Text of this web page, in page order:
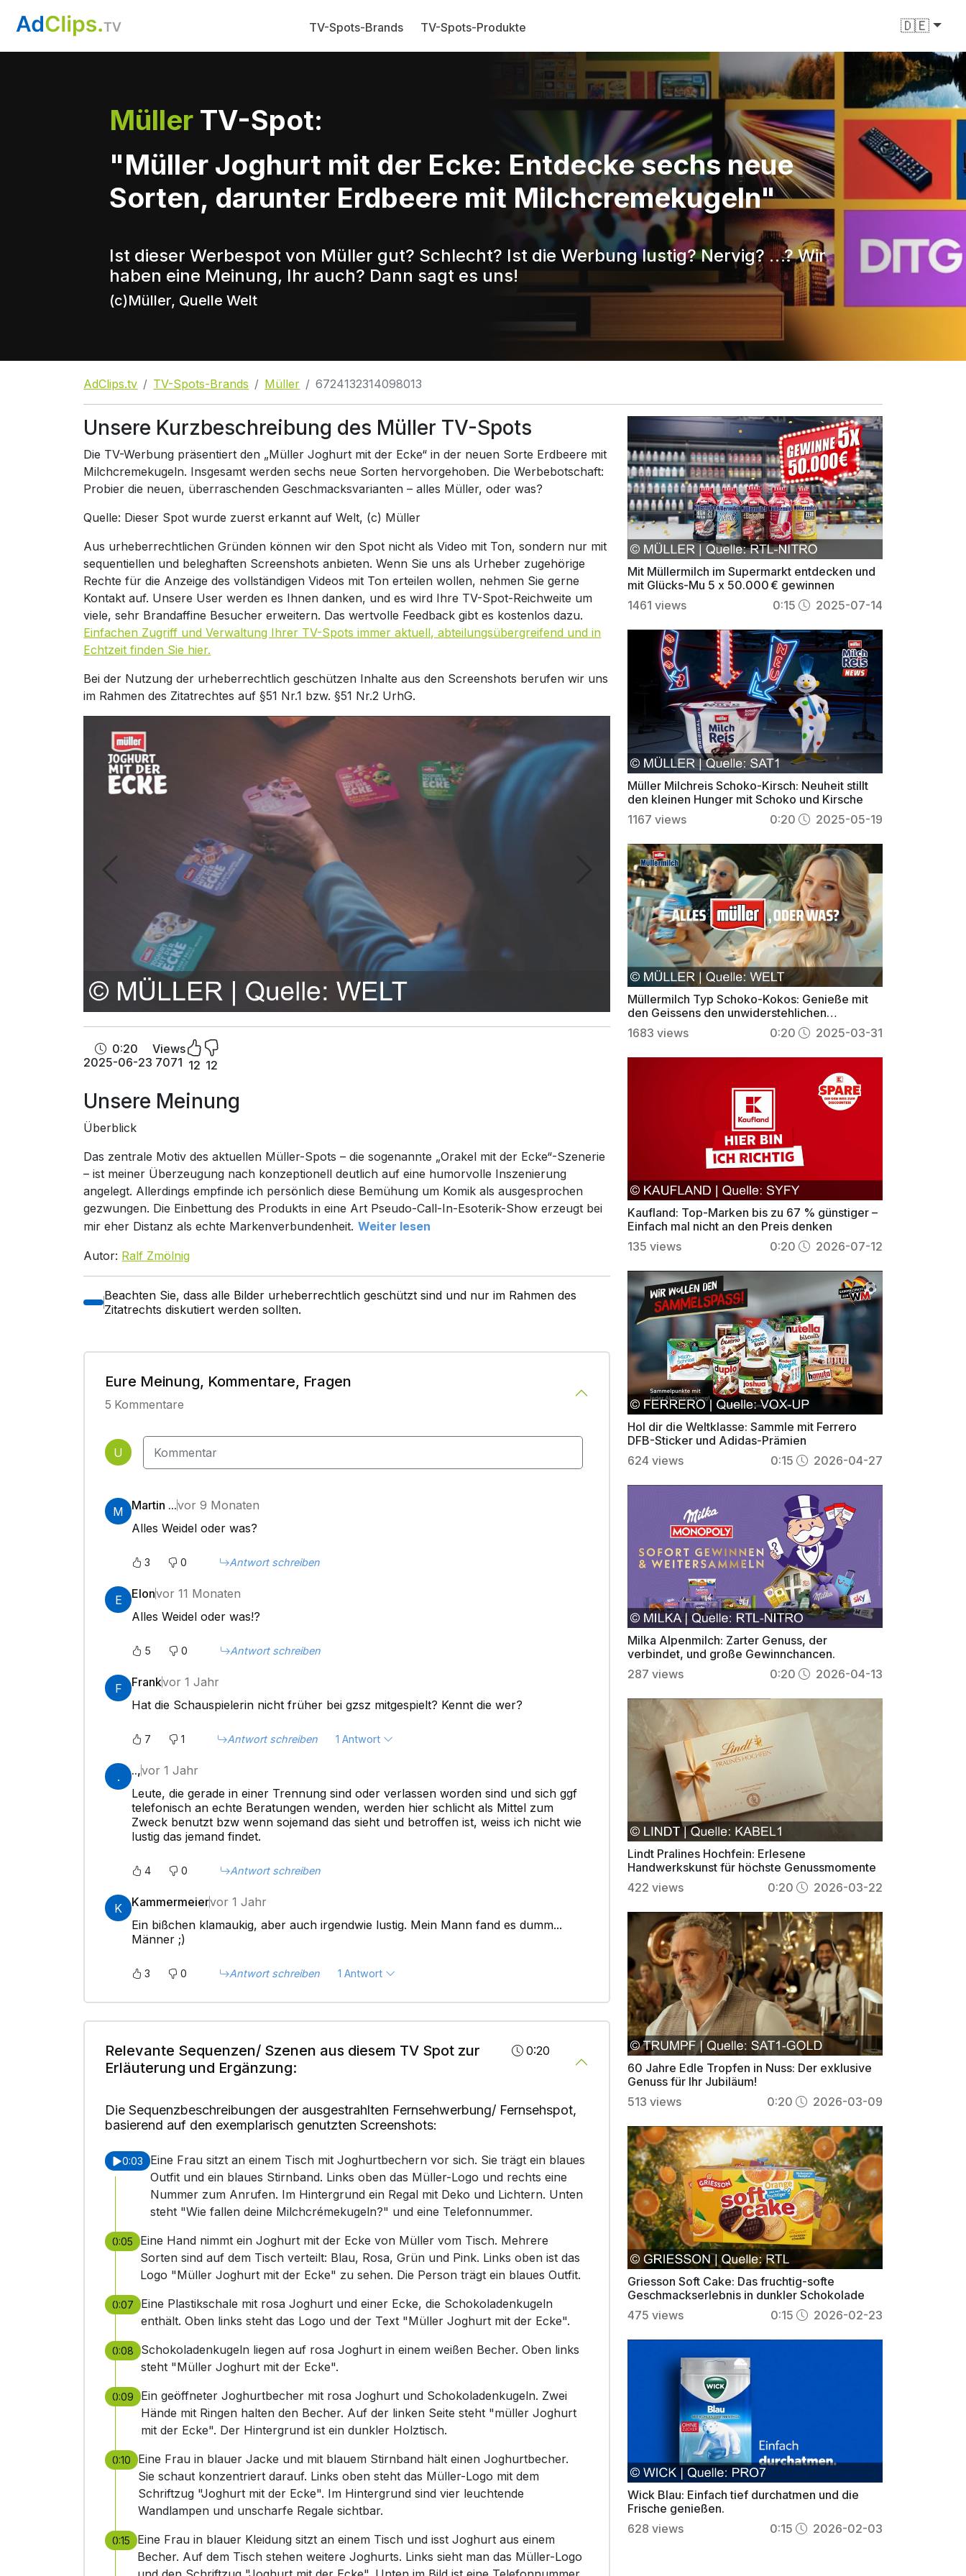
TV-Spots-Brands TV-Spots-Produkte 🇩🇪
Müller TV-Spot:
"Müller Joghurt mit der Ecke: Entdecke sechs neue
Sorten, darunter Erdbeere mit Milchcremekugeln"
Ist dieser Werbespot von Müller gut? Schlecht? Ist die Werbung lustig? Nervig? …? Wir
haben eine Meinung, Ihr auch? Dann sagt es uns!
(c)Müller, Quelle Welt
AdClips.tv TV-Spots-Brands Müller 6724132314098013
Unsere Kurzbeschreibung des Müller TV-Spots
Die TV-Werbung präsentiert den „Müller Joghurt mit der Ecke“ in der neuen Sorte Erdbeere mit
Milchcremekugeln. Insgesamt werden sechs neue Sorten hervorgehoben. Die Werbebotschaft:
Probier die neuen, überraschenden Geschmacksvarianten – alles Müller, oder was?
Quelle: Dieser Spot wurde zuerst erkannt aufWelt, (c) Müller
Aus urheberrechtlichen Gründen können wir den Spot nicht als Video mit Ton, sondern nur mit
sequentiellen und beleghaften Screenshots anbieten. Wenn Sie uns als Urheber zugehörige
Rechte für die Anzeige des vollständigen Videos mit Ton erteilen wollen, nehmen Sie gerne
Kontakt auf. Unsere User werden es Ihnen danken, und es wird Ihre TV-Spot-Reichweite um
viele, sehr Brandaffine Besucher erweitern. Das wertvolle Feedback gibt es kostenlos dazu.
Einfachen Zugriff und Verwaltung Ihrer TV-Spots immer aktuell, abteilungsübergreifend und in
Echtzeit finden Sie hier.
Bei der Nutzung der urheberrechtlich geschützen Inhalte aus den Screenshots berufen wir uns
im Rahmen des Zitatrechtes auf §51 Nr.1 bzw. §51 Nr.2 UrhG.
.. .
0:20
2025-06-23
Views
7071 12 12
Unsere Meinung
Überblick
Das zentrale Motiv des aktuellen Müller-Spots – die sogenannte „Orakel mit der Ecke“-Szenerie
– ist meiner Überzeugung nach konzeptionell deutlich auf eine humorvolle Inszenierung
angelegt. Allerdings empfinde ich persönlich diese Bemühung um Komik als ausgesprochen
gezwungen. Die Einbettung des Produkts in eine Art Pseudo-Call-In-Esoterik-Show erzeugt bei
mir eher Distanz als echte Markenverbundenheit. Weiter lesen
Autor: Ralf Zmölnig
Beachten Sie, dass alle Bilder urheberrechtlich geschützt sind und nur im Rahmen des
Zitatrechts diskutiert werden sollten.
Eure Meinung, Kommentare, Fragen
5 Kommentare
U
M Martin ...vor 9 Monaten
Alles Weidel oder was?
3 0 Antwort schreiben
E Elonvor 11 Monaten
Alles Weidel oder was!?
5 0 Antwort schreiben
F Frankvor 1 Jahr
Hat die Schauspielerin nicht früher bei gzsz mitgespielt? Kennt die wer?
7 1 Antwort schreiben 1 Antwort
. ..,vor 1 Jahr
Leute, die gerade in einer Trennung sind oder verlassen worden sind und sich ggf
telefonisch an echte Beratungen wenden, werden hier schlicht als Mittel zum
Zweck benutzt bzw wenn sojemand das sieht und betroffen ist, weiss ich nicht wie
lustig das jemand findet.
4 0 Antwort schreiben
K Kammermeiervor 1 Jahr
Ein bißchen klamaukig, aber auch irgendwie lustig. Mein Mann fand es dumm...
Männer ;)
3 0 Antwort schreiben 1 Antwort
Relevante Sequenzen/ Szenen aus diesem TV Spot zur
Erläuterung und Ergänzung:
0:20
Die Sequenzbeschreibungen der ausgestrahlten Fernsehwerbung/ Fernsehspot,
basierend auf den exemplarisch genutzten Screenshots:
0:03
Eine Frau sitzt an einem Tisch mit Joghurtbechern vor sich. Sie trägt ein blaues
Outfit und ein blaues Stirnband. Links oben das Müller-Logo und rechts eine
Nummer zum Anrufen. Im Hintergrund ein Regal mit Deko und Lichtern. Unten
steht "Wie fallen deine Milchcrémekugeln?" und eine Telefonnummer.
0:05
Eine Hand nimmt ein Joghurt mit der Ecke von Müller vom Tisch. Mehrere
Sorten sind auf dem Tisch verteilt: Blau, Rosa, Grün und Pink. Links oben ist das
Logo "Müller Joghurt mit der Ecke" zu sehen. Die Person trägt ein blaues Outfit.
0:07
Eine Plastikschale mit rosa Joghurt und einer Ecke, die Schokoladenkugeln
enthält. Oben links steht das Logo und der Text "Müller Joghurt mit der Ecke".
0:08
Schokoladenkugeln liegen auf rosa Joghurt in einem weißen Becher. Oben links
steht "Müller Joghurt mit der Ecke".
0:09
Ein geöffneter Joghurtbecher mit rosa Joghurt und Schokoladenkugeln. Zwei
Hände mit Ringen halten den Becher. Auf der linken Seite steht "müller Joghurt
mit der Ecke". Der Hintergrund ist ein dunkler Holztisch.
0:10
Eine Frau in blauer Jacke und mit blauem Stirnband hält einen Joghurtbecher.
Sie schaut konzentriert darauf. Links oben steht das Müller-Logo mit dem
Schriftzug "Joghurt mit der Ecke". Im Hintergrund sind vier leuchtende
Wandlampen und unscharfe Regale sichtbar.
0:15
Eine Frau in blauer Kleidung sitzt an einem Tisch und isst Joghurt aus einem
Becher. Auf dem Tisch stehen weitere Joghurts. Links sieht man das Müller-Logo
Mit Müllermilch im Supermarkt entdecken und
mit Glücks-Mu 5 x 50.000 € gewinnen
1461 views 0:15 2025-07-14
Müller Milchreis Schoko-Kirsch: Neuheit stillt
den kleinen Hunger mit Schoko und Kirsche
1167 views 0:20 2025-05-19
Müllermilch Typ Schoko-Kokos: Genieße mit
den Geissens den unwiderstehlichen
Sommergenuss!
1683 views 0:20 2025-03-31
Kaufland: Top-Marken bis zu 67 % günstiger –
Einfach mal nicht an den Preis denken
135 views 0:20 2026-07-12
Hol dir die Weltklasse: Sammle mit Ferrero
DFB-Sticker und Adidas-Prämien
624 views 0:15 2026-04-27
Milka Alpenmilch: Zarter Genuss, der
verbindet, und große Gewinnchancen.
287 views 0:20 2026-04-13
Lindt Pralines Hochfein: Erlesene
Handwerkskunst für höchste Genussmomente
422 views 0:20 2026-03-22
60 Jahre Edle Tropfen in Nuss: Der exklusive
Genuss für Ihr Jubiläum!
513 views 0:20 2026-03-09
Griesson Soft Cake: Das fruchtig-softe
Geschmackserlebnis in dunkler Schokolade
475 views 0:15 2026-02-23
Wick Blau: Einfach tief durchatmen und die
Frische genießen.
628 views 0:15 2026-02-03